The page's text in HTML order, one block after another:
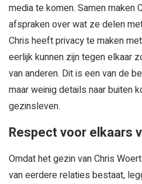
media te komen. Samen maken
afspraken over wat ze delen
Chris heeft privacy te maken
eerlijk kunnen zijn tegen elkaar
van anderen. Dit is een van de
maar weinig details naar buiten
gezinsleven.
Respect voor elkaars
Omdat het gezin van Chris
van eerdere relaties bestaat,